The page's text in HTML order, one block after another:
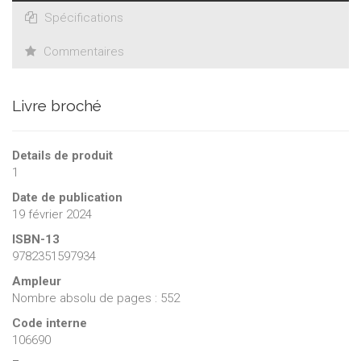
نبراس شحيّد مختصّ في الفلسفة الأوروبيّة المعاصرة وباحث في
Spécifications
Commentaires
Livre broché
Details de produit
1
Date de publication
19 février 2024
ISBN-13
9782351597934
Ampleur
Nombre absolu de pages : 552
Code interne
106690